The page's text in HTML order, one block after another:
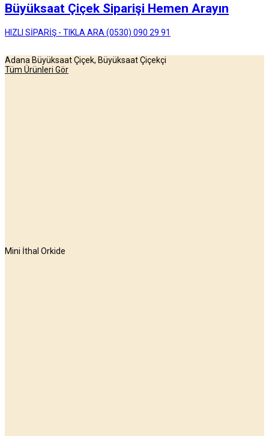
Büyüksaat Çiçek Siparişi Hemen Arayın
HIZLI SİPARİŞ - TIKLA ARA (0530) 090 29 91
Adana Büyüksaat Çiçek, Büyüksaat Çiçekçi
Tüm Ürünleri Gör
Mini İthal Orkide